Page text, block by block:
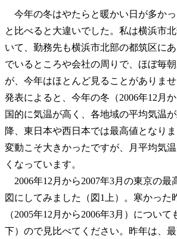
今年の冬はやたらと暖かい日が多か
と比べると大違いでした。私は横浜市
いて、勤務先も横浜市北部の都筑区に
でいるところや会社の周りで、ほぼ毎
が、今年はほとんど見ることがありま
発表によると、今年の冬（2006年12月
国的に気温が高く、各地域の平均気温
降、東日本や西日本では最高値となり
変動こそ大きかったですが、月平均気
くなっています。
2006年12月から2007年3月の東京の最
図にしてみました（図1上）。寒かった
（2005年12月から2006年3月）につい
下）ので見比べてください。昨年は、